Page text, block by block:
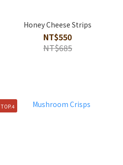
Honey Cheese Strips
NT$550
NT$685
TOP.4